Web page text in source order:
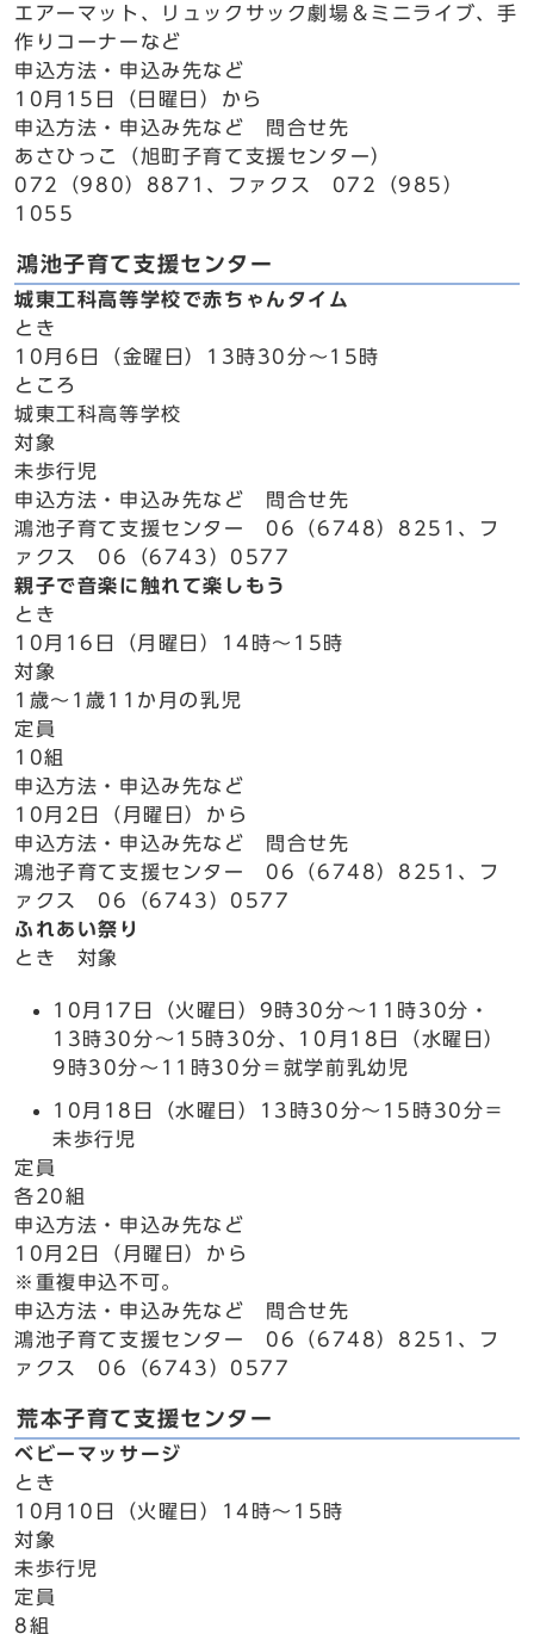
エアーマット、リュックサック劇場＆ミニライブ、手
作りコーナーなど
申込方法・申込み先など
10月15日（日曜日）から
申込方法・申込み先など 問合せ先
あさひっこ（旭町子育て支援センター）
072（980）8871、ファクス 072（985）
1055
鴻池子育て支援センター
城東工科高等学校で赤ちゃんタイム
とき
10月6日（金曜日）13時30分～15時
ところ
城東工科高等学校
対象
未歩行児
申込方法・申込み先など 問合せ先
鴻池子育て支援センター 06（6748）8251、フ
ァクス 06（6743）0577
親子で音楽に触れて楽しもう
とき
10月16日（月曜日）14時～15時
対象
1歳～1歳11か月の乳児
定員
10組
申込方法・申込み先など
10月2日（月曜日）から
申込方法・申込み先など 問合せ先
鴻池子育て支援センター 06（6748）8251、フ
ァクス 06（6743）0577
ふれあい祭り
とき 対象
10月17日（火曜日）9時30分～11時30分・
13時30分～15時30分、10月18日（水曜日）
9時30分～11時30分＝就学前乳幼児
10月18日（水曜日）13時30分～15時30分＝
未歩行児
定員
各20組
申込方法・申込み先など
10月2日（月曜日）から
※重複申込不可。
申込方法・申込み先など 問合せ先
鴻池子育て支援センター 06（6748）8251、フ
ァクス 06（6743）0577
荒本子育て支援センター
ベビーマッサージ
とき
10月10日（火曜日）14時～15時
対象
未歩行児
定員
8組